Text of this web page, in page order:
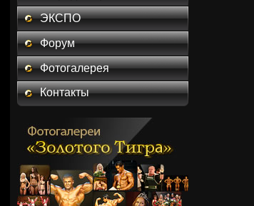
ЭКСПО
Форум
Фотогалерея
Контакты